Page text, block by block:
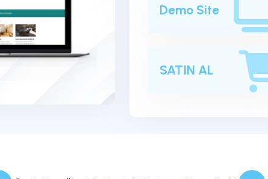
Demo Site
SATIN AL